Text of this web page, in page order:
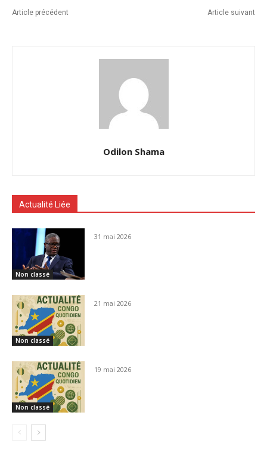
Article précédent Article suivant
Odilon Shama
Actualité Liée
Non classé
31 mai 2026
Non classé
21 mai 2026
Non classé
19 mai 2026